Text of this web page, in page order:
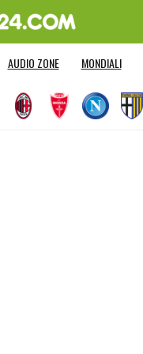
AUDIO ZONE MONDIALI